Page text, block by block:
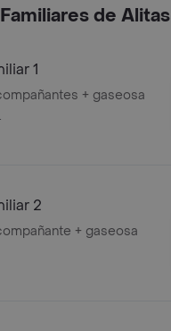
de Alitas
1
2
+ gaseosa